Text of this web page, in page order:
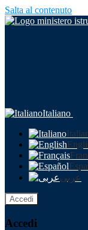
Salta al contenuto
Italiano
عربى
Accedi
Accedi